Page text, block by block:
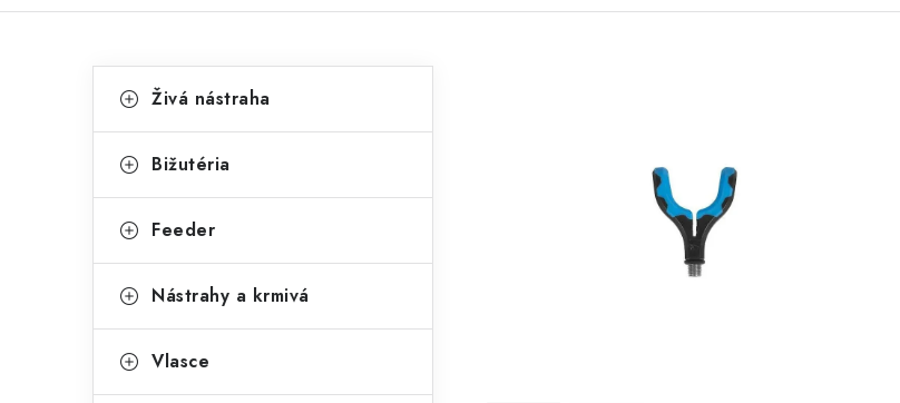
o
n
ý
a
n
kategórie
a
e
ó
i
Živá nástraha
Bižutéria
Feeder
Nástrahy a krmivá
Vlasce